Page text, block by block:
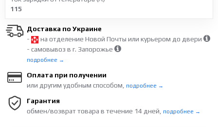
115
Доставка по Украине
-
на отделение Новой Почты или курьером до двери
- самовывоз в г. Запорожье
подробнее →
Оплата при получении
или другим удобным способом,
подробнее →
Гарантия
обмен/возврат товара в течение 14 дней,
подробнее →